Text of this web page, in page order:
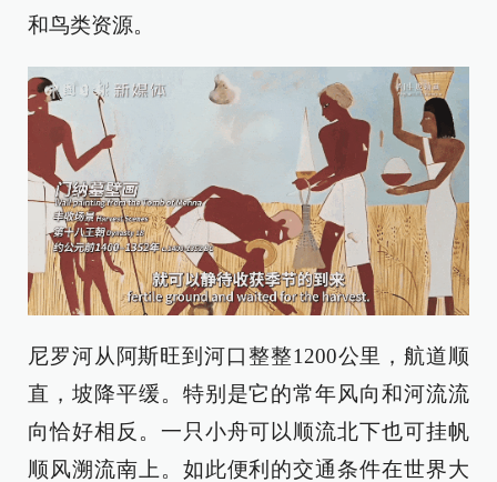
和鸟类资源。
尼罗河从阿斯旺到河口整整1200公里，航道顺
直，坡降平缓。特别是它的常年风向和河流流
向恰好相反。一只小舟可以顺流北下也可挂帆
顺风溯流南上。如此便利的交通条件在世界大